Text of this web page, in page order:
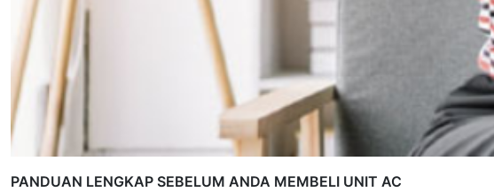
PANDUAN LENGKAP SEBELUM ANDA MEMBELI UNIT AC